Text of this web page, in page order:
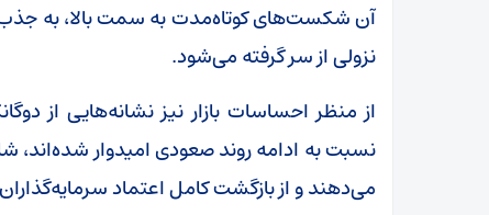
آن شکست‌های کوتاه‌مدت به سمت بالا، به
نزولی از سر گرفته می‌شود.
از منظر احساسات بازار نیز نشانه‌هایی از
نسبت به ادامه روند صعودی امیدوار
می‌دهند و از بازگشت کامل اعتماد